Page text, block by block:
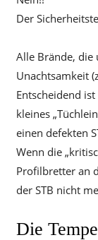
Der
Alle Brände, die
Unachtsamkeit
Entscheidend
kleines
einen defekten
Wenn die
Profilbretter an
der STB nicht
Die